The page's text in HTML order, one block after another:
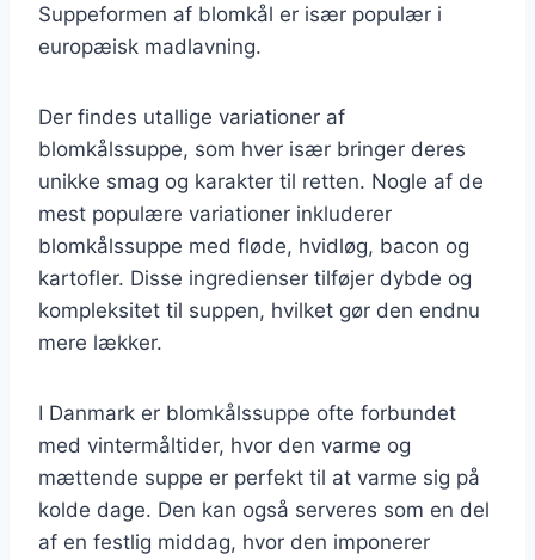
Suppeformen af blomkål er især populær i
europæisk madlavning.
Der findes utallige variationer af
blomkålssuppe, som hver især bringer deres
unikke smag og karakter til retten. Nogle af de
mest populære variationer inkluderer
blomkålssuppe med fløde, hvidløg, bacon og
kartofler. Disse ingredienser tilføjer dybde og
kompleksitet til suppen, hvilket gør den endnu
mere lækker.
I Danmark er blomkålssuppe ofte forbundet
med vintermåltider, hvor den varme og
mættende suppe er perfekt til at varme sig på
kolde dage. Den kan også serveres som en del
af en festlig middag, hvor den imponerer